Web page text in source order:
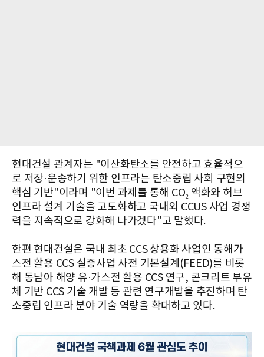
현대건설 관계자는 "이산화탄소를 안전하고 효율적으
로 저장·운송하기 위한 인프라는 탄소중립 사회 구현의
핵심 기반"이라며 "이번 과제를 통해 CO₂ 액화와 허브
인프라 설계 기술을 고도화하고 국내외 CCUS 사업 경쟁
력을 지속적으로 강화해 나가겠다"고 말했다.
한편 현대건설은 국내 최초 CCS 상용화 사업인 동해가
스전 활용 CCS 실증사업 사전 기본설계(FEED)를 비롯
해 동남아 해양 유·가스전 활용 CCS 연구, 콘크리트 부유
체 기반 CCS 기술 개발 등 관련 연구개발을 추진하며 탄
소중립 인프라 분야 기술 역량을 확대하고 있다.